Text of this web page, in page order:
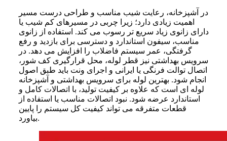
در آشپزخانه، رعایت شیب مناسب و طراحی درست مسیر
اهمیت زیادی دارد؛ زیرا چربی در مسیرهای کم شیب یا
دارای زانوی زیاد سریع تر رسوب می کند. استفاده از زانوی
مناسب، سیفون استاندارد و دسترسی برای بازدید و رفع
گرفتگی، عمر سیستم فاضلاب را افزایش می دهد. در
سرویس بهداشتی نیز قطر لوله، محل قرارگیری کف شور،
اتصال توالت فرنگی یا ایرانی و اجرای ونت باید طبق اصول
انجام شود. بهترین لوله برای سرویس بهداشتی و آشپزخانه
لوله ای است که علاوه بر کیفیت تولید، با اتصالات کامل و
استاندارد عرضه شود. نبود اتصالات مناسب یا استفاده از
قطعات متفرقه می تواند کیفیت کل سیستم را پایین
بیاورد.